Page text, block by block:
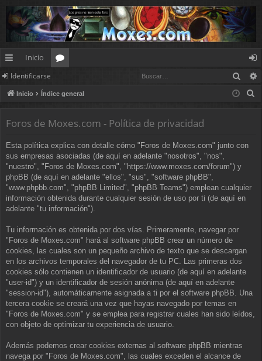
nl
ac
pi
d
os
Inicio
os
de
nt
Identificarse
Inicio Índice general
Foros de Moxes.com - Política de privacidad
Esta política explica con detalle cómo "Foros de Moxes.com" junto con
sus empresas asociadas (de aquí en adelante "nosotros", "nos",
"nuestro", "Foros de Moxes.com", "https://www.moxes.com/forum") y
phpBB (de aquí en adelante "ellos", "sus", "software phpBB",
"www.phpbb.com", "phpBB Limited", "phpBB Teams") emplean cualquier
información obtenida durante cualquier sesión de uso por ti (de aquí en
adelante "tu información").
Tu información es obtenida por dos vías. Primeramente, navegar por
"Foros de Moxes.com" hará al software phpBB crear un número de
cookies, las cuales son un pequeño archivo de texto que se descargan
en los archivos temporales del navegador de tu PC. Las primeras dos
cookies sólo contienen un identificador de usuario (de aquí en adelante
"user-id") y un identificador de sesión anónima (de aquí en adelante
"session-id"), automáticamente asignada a ti por el software phpBB. Una
tercera cookie se creará una vez que hayas navegado por temas en
"Foros de Moxes.com" y se emplea para registrar cuales han sido leídos,
con objeto de optimizar tu experiencia de usuario.
Además podemos crear cookies externas al software phpBB mientras
navega por "Foros de Moxes.com", las cuales exceden el alcance de